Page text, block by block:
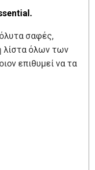
σαφές,
λίστα όλων των
επιθυμεί να τα